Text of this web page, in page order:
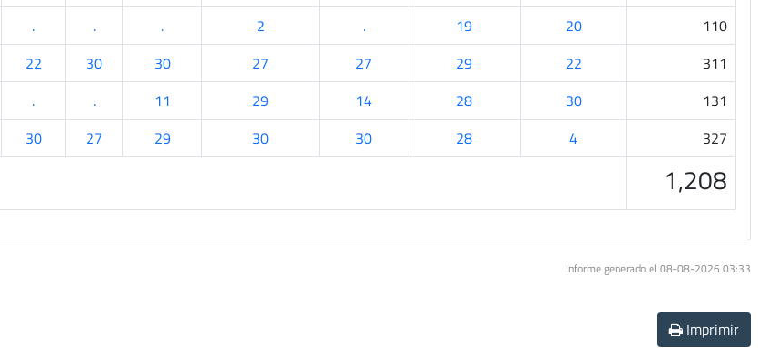
. . . 2 . 19 20
110
22 30 30 27 27 29 22
311
. . 11 29 14 28 30
131
30 27 29 30 30 28 4 327
1,208
Informe generado el 08-08-2026 03:33
Imprimir